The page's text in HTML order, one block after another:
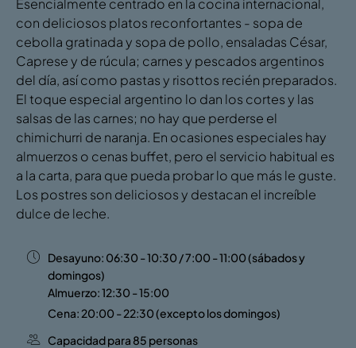
Esencialmente centrado en la cocina internacional,
con deliciosos platos reconfortantes - sopa de
cebolla gratinada y sopa de pollo, ensaladas César,
Caprese y de rúcula; carnes y pescados argentinos
del día, así como pastas y risottos recién preparados.
El toque especial argentino lo dan los cortes y las
salsas de las carnes; no hay que perderse el
chimichurri de naranja. En ocasiones especiales hay
almuerzos o cenas buffet, pero el servicio habitual es
a la carta, para que pueda probar lo que más le guste.
Los postres son deliciosos y destacan el increíble
dulce de leche.
Desayuno: 06:30 - 10:30 / 7:00 - 11:00 (sábados y
domingos)
Almuerzo: 12:30 - 15:00
Cena: 20:00 - 22:30 (excepto los domingos)
Capacidad para 85 personas